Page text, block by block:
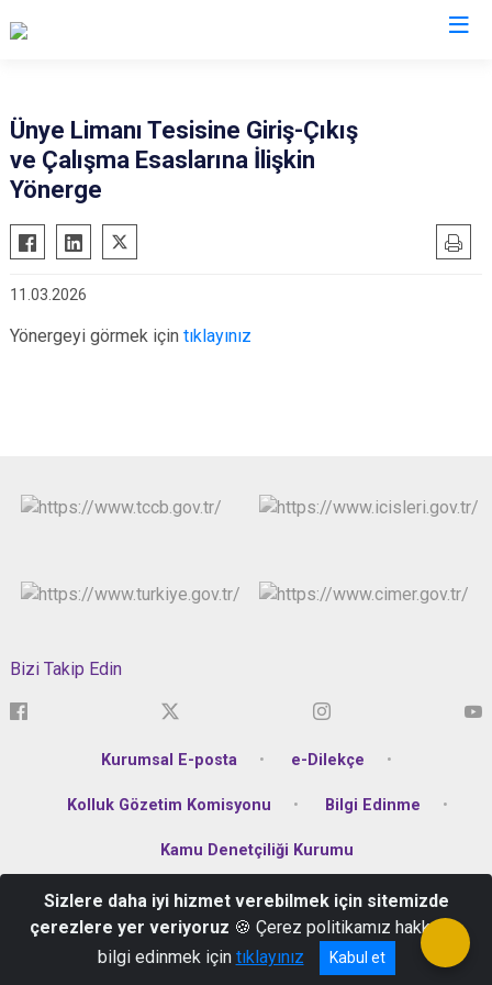
Ünye Limanı Tesisine Giriş-Çıkış
ve Çalışma Esaslarına İlişkin
Yönerge
11.03.2026
Yönergeyi görmek için tıklayınız
Bizi Takip Edin
Kurumsal E-posta e-Dilekçe
Kolluk Gözetim Komisyonu Bilgi Edinme
Kamu Denetçiliği Kurumu
Karşıyaka Mahallesi Atatürk Bulvarı No:336 Altınordu/Ordu
Telefon: +90 452 223 14 44 Belgegeçer : +90 452 223 14 40
Sizlere daha iyi hizmet verebilmek için sitemizde
çerezlere yer veriyoruz 🍪 Çerez politikamız hakkında
bilgi edinmek için tıklayınız Kabul et